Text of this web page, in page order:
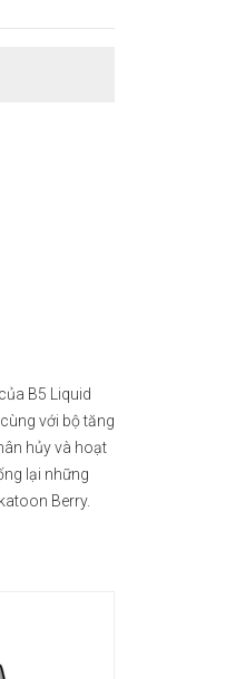
B5 Liquid
với bộ tăng
hủy và hoạt
lại những
Berry.